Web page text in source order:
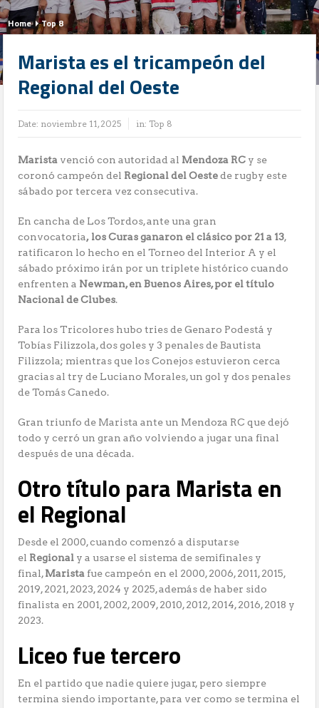
Home Top 8
Marista es el tricampeón del
Regional del Oeste
Date: noviembre 11, 2025 in: Top 8
Marista venció con autoridad al Mendoza RC y se
coronó campeón del Regional del Oestede rugby este
sábado por tercera vez consecutiva.
En cancha de Los Tordos, ante una gran
convocatoria, los Curas ganaron el clásico por 21 a 13,
ratificaron lo hecho en el Torneo del Interior A y el
sábado próximo irán por un triplete histórico cuando
enfrenten a Newman, en Buenos Aires, por el título
Nacional de Clubes.
Para los Tricolores hubo tries de Genaro Podestá y
Tobías Filizzola, dos goles y 3 penales de Bautista
Filizzola; mientras que los Conejos estuvieron cerca
gracias al try de Luciano Morales, un gol y dos penales
de Tomás Canedo.
Gran triunfo de Marista ante un Mendoza RC que dejó
todo y cerró un gran año volviendo a jugar una final
después de una década.
Otro título para Marista en
el Regional
Desde el 2000, cuando comenzó a disputarse
el Regional y a usarse el sistema de semifinales y
final,Marista fue campeón en el 2000, 2006, 2011, 2015,
2019, 2021, 2023, 2024 y 2025, además de haber sido
finalista en 2001, 2002, 2009, 2010, 2012, 2014, 2016, 2018 y
2023.
Liceo fue tercero
En el partido que nadie quiere jugar, pero siempre
termina siendo importante, para ver como se termina el